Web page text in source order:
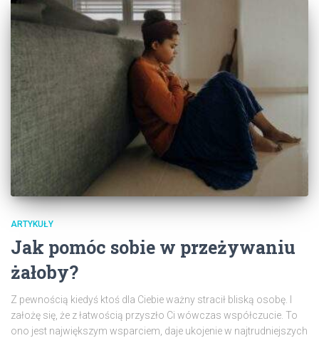
ARTYKUŁY
Jak pomóc sobie w przeżywaniu
żałoby?
Z pewnością kiedyś ktoś dla Ciebie ważny stracił bliską osobę. I
założę się, że z łatwością przyszło Ci wówczas współczucie. To
ono jest największym wsparciem, daje ukojenie w najtrudniejszych